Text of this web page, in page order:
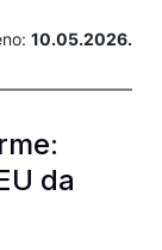
10.05.2026.
da